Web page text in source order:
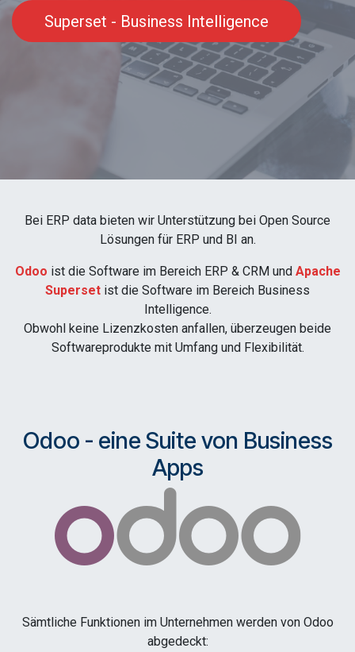
Superset - Business Intelligence
Bei ERP data bieten wir Unterstützung bei Open Source
Lösungen für ERP und BI an.
Odoo ist die Software im Bereich ERP & CRM und Apache
Superset ist die Software im Bereich Business
Intelligence.
Obwohl keine Lizenzkosten anfallen, überzeugen beide
Softwareprodukte mit Umfang und Flexibilität.
Odoo - eine Suite von Business
Apps
Sämtliche Funktionen im Unternehmen werden von Odoo
abgedeckt: